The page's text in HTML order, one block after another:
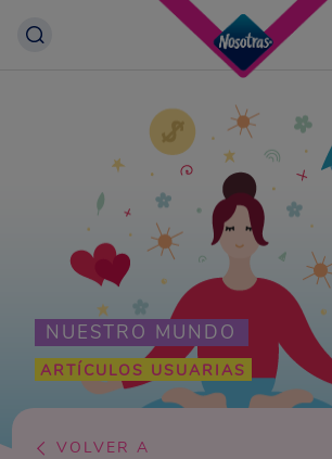
NUESTRO MUNDO
ARTÍCULOS USUARIAS
VOLVER A